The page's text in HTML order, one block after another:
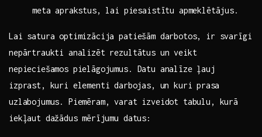
meta aprakstus,‌ lai piesaistītu apmeklētājus.
Lai satura ​optimizācija patiešām darbotos, ir svarīgi
nepārtraukti analizēt rezultātus ‍un veikt
nepieciešamos pielāgojumus. Datu analīze ļauj
izprast, kuri elementi ⁢darbojas, un kuri⁤ prasa
uzlabojumus. Piemēram, ‌varat izveidot tabulu, kurā
iekļaut dažādus ⁤mērījumu datus: